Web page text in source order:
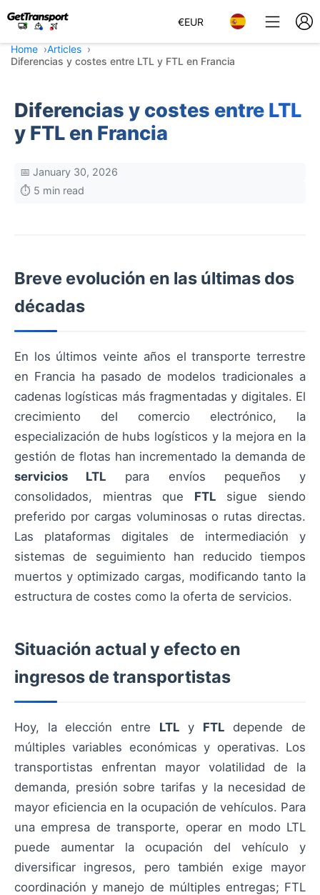
€EUR
Home
Articles
Diferencias y costes entre LTL y FTL en Francia
Diferencias y costes entre LTL
y FTL en Francia
📅 January 30, 2026
⏱️ 5 min read
Breve evolución en las últimas dos
décadas
En los últimos veinte años el transporte terrestre
en Francia ha pasado de modelos tradicionales a
cadenas logísticas más fragmentadas y digitales. El
crecimiento del comercio electrónico, la
especialización de hubs logísticos y la mejora en la
gestión de flotas han incrementado la demanda de
servicios LTL para envíos pequeños y
consolidados, mientras que FTL sigue siendo
preferido por cargas voluminosas o rutas directas.
Las plataformas digitales de intermediación y
sistemas de seguimiento han reducido tiempos
muertos y optimizado cargas, modificando tanto la
estructura de costes como la oferta de servicios.
Situación actual y efecto en
ingresos de transportistas
Hoy, la elección entre LTL y FTL depende de
múltiples variables económicas y operativas. Los
transportistas enfrentan mayor volatilidad de la
demanda, presión sobre tarifas y la necesidad de
mayor eficiencia en la ocupación de vehículos. Para
una empresa de transporte, operar en modo LTL
puede aumentar la ocupación del vehículo y
diversificar ingresos, pero también exige mayor
coordinación y manejo de múltiples entregas; FTL